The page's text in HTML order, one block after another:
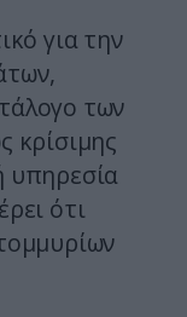
για την
των
κρίσιμης
υπηρεσία
ότι